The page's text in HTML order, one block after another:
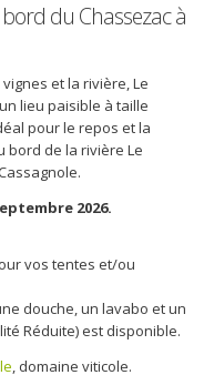
du Chassezac à
et la rivière, Le
lieu paisible à taille
pour le repos et la
bord de la rivière Le
2026.
vos tentes et/ou
douche, un lavabo et un
Réduite) est disponible.
, domaine viticole.